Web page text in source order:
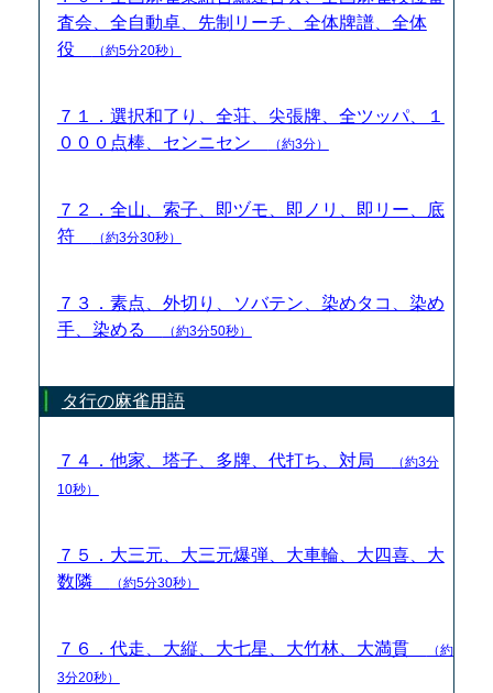
査会、全自動卓、先制リーチ、全体牌譜、全体
役
（約5分20秒）
７１．選択和了り、全荘、尖張牌、全ツッパ、１
０００点棒、センニセン
（約3分）
７２．全山、索子、即ヅモ、即ノリ、即リー、底
符
（約3分30秒）
７３．素点、外切り、ソバテン、染めタコ、染め
手、染める
（約3分50秒）
タ行の麻雀用語
７４．他家、塔子、多牌、代打ち、対局
（約3分
10秒）
７５．大三元、大三元爆弾、大車輪、大四喜、大
数隣
（約5分30秒）
７６．代走、大縦、大七星、大竹林、大満貫
（約
3分20秒）